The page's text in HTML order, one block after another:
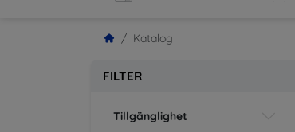
Katalog
FILTER
Tillgänglighet